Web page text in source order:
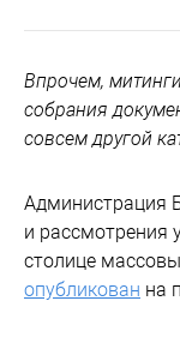
Впрочем,
собрания
совсем другой
Администрация
и рассмотрения
столице
опубликован на